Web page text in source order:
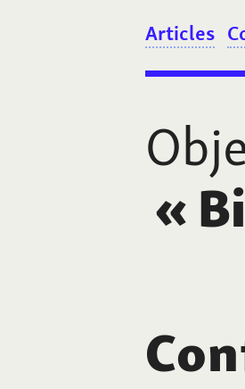
Articles
«